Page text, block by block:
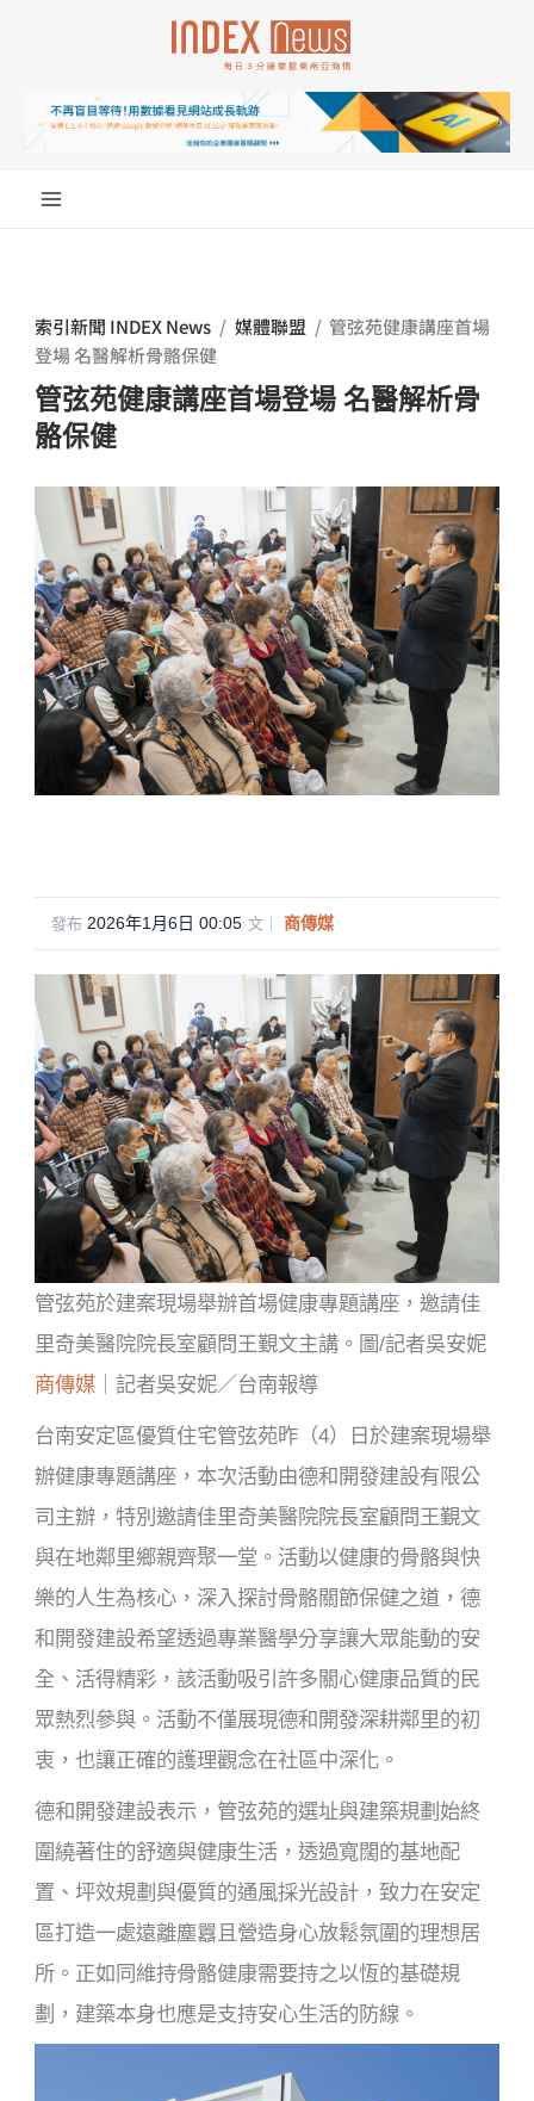
索引新聞 INDEX News / 媒體聯盟 / 管弦苑健康講座首場
登場 名醫解析骨骼保健
管弦苑健康講座首場登場 名醫解析骨
骼保健
發布 2026年1月6日 00:05·文｜ 商傳媒
管弦苑於建案現場舉辦首場健康專題講座，邀請佳
里奇美醫院院長室顧問王覲文主講。圖/記者吳安妮
商傳媒 ｜記者吳安妮／台南報導
台南安定區優質住宅管弦苑昨（4）日於建案現場舉
辦健康專題講座，本次活動由德和開發建設有限公
司主辦，特別邀請佳里奇美醫院院長室顧問王覲文
與在地鄰里鄉親齊聚一堂。活動以健康的骨骼與快
樂的人生為核心，深入探討骨骼關節保健之道，德
和開發建設希望透過專業醫學分享讓大眾能動的安
全、活得精彩，該活動吸引許多關心健康品質的民
眾熱烈參與。活動不僅展現德和開發深耕鄰里的初
衷，也讓正確的護理觀念在社區中深化。
德和開發建設表示，管弦苑的選址與建築規劃始終
圍繞著住的舒適與健康生活，透過寬闊的基地配
置、坪效規劃與優質的通風採光設計，致力在安定
區打造一處遠離塵囂且營造身心放鬆氛圍的理想居
所。正如同維持骨骼健康需要持之以恆的基礎規
劃，建築本身也應是支持安心生活的防線。